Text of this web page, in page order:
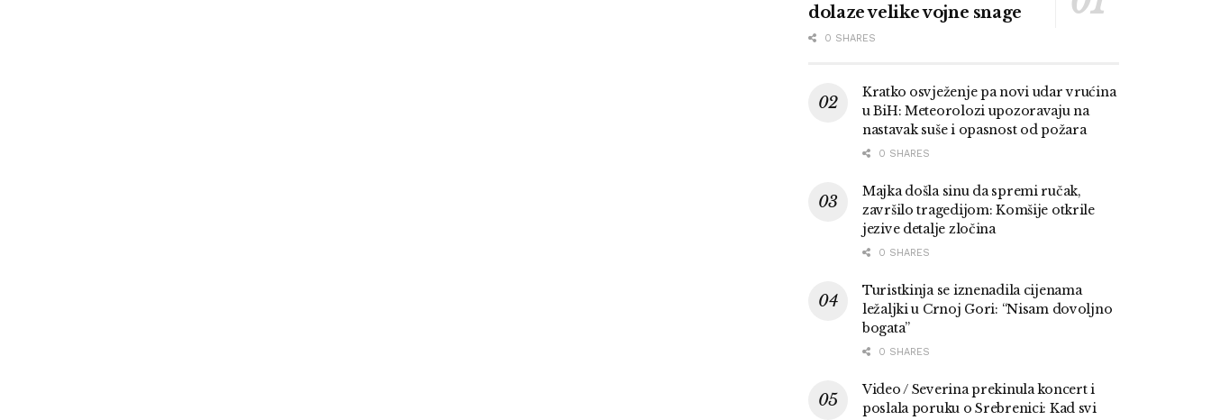
dolaze velike vojne snage
0 SHARES
Kratko osvježenje pa novi udar vrućina
u BiH: Meteorolozi upozoravaju na
nastavak suše i opasnost od požara
0 SHARES
Majka došla sinu da spremi ručak,
završilo tragedijom: Komšije otkrile
jezive detalje zločina
0 SHARES
Turistkinja se iznenadila cijenama
ležaljki u Crnoj Gori: “Nisam dovoljno
bogata”
0 SHARES
Video / Severina prekinula koncert i
poslala poruku o Srebrenici: Kad svi